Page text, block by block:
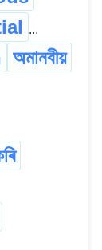
...
অমানবীয়